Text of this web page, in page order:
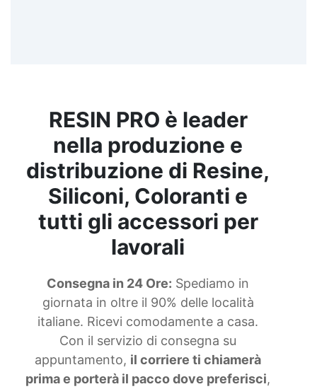
RESIN PRO è leader
nella produzione e
distribuzione di Resine,
Siliconi, Coloranti e
tutti gli accessori per
lavorali
Consegna in 24 Ore: Spediamo in
giornata in oltre il 90% delle località
italiane. Ricevi comodamente a casa.
Con il servizio di consegna su
appuntamento, il corriere ti chiamerà
prima e porterà il pacco dove preferisci,